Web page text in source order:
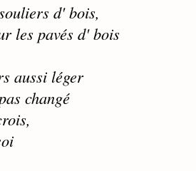
d' bois,
les pavés d' bois
aussi léger
changé